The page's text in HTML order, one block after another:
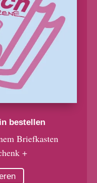
bestellen
Briefkasten
+